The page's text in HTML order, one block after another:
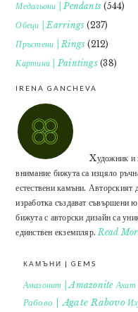
Медальони | Pendants (544)
Обеци | Earrings (237)
Пръстени | Rings (212)
Картини | Paintings(38)
IRENA GANCHEVA
Xудожник и
внимание бижута са изцяло
естествени камъни. Авторският
изработка създават съвършени
бижута с авторски дизайн са
единствен екземпляр.Read
КАМЪНИ | GEMS
Амазонит | Amazonite Ахат
Рабово | Agate Rabovo